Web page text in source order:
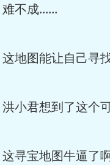
成......
图能让自己寻找
君想到了这个可
宝地图牛逼了啊